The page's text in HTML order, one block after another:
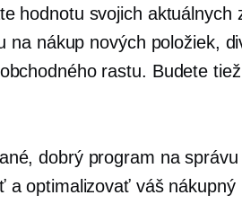
hodnotu svojich aktuálnych
na nákup nových položiek,
rastu. Budete
dobrý program na správu
a optimalizovať váš